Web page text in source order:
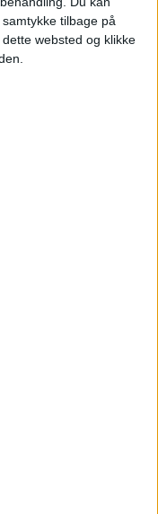
tilbage på
websted og klikke